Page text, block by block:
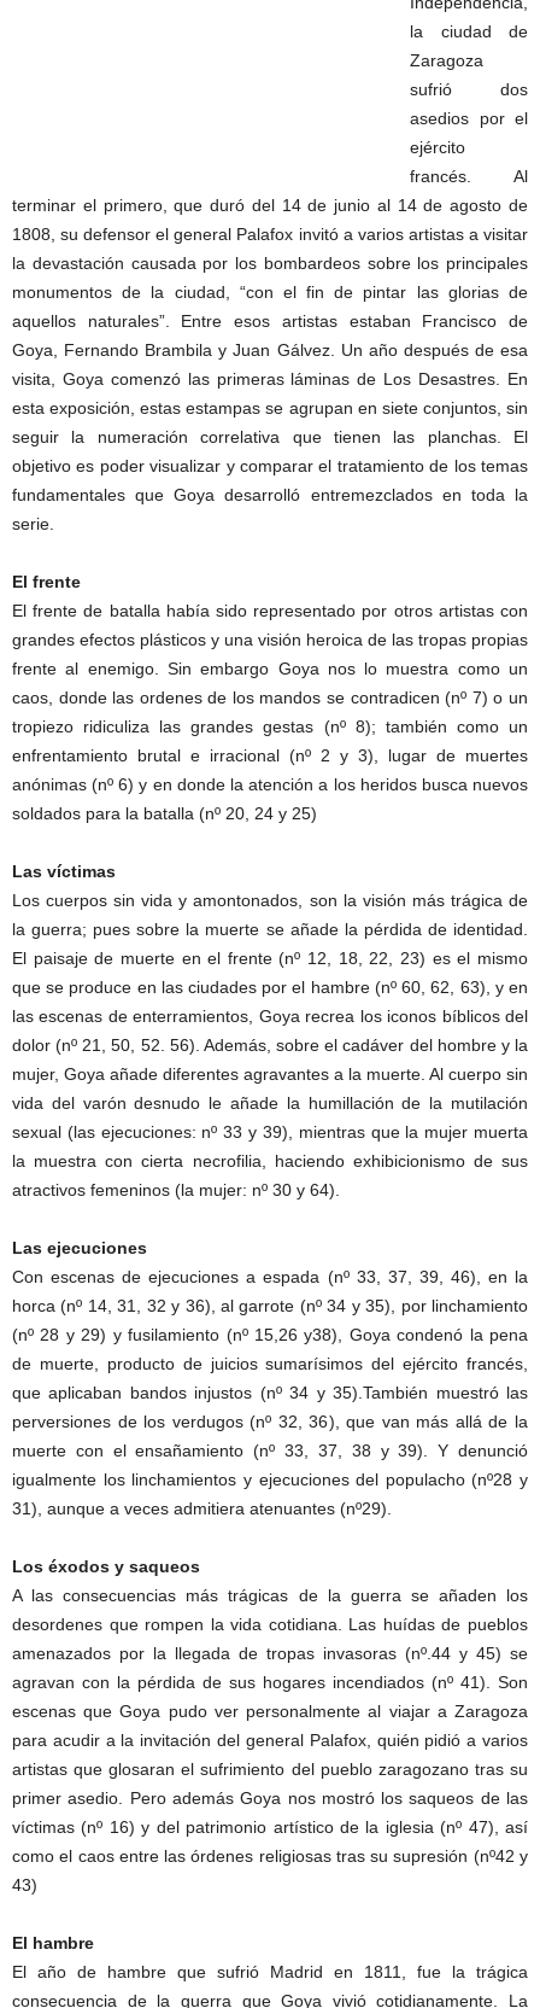
la ciudad de
Zaragoza
sufrió dos
asedios por el
ejército
francés. Al
terminar el primero, que duró del 14 de junio al 14 de agosto de
1808, su defensor el general Palafox invitó a varios artistas a visitar
la devastación causada por los bombardeos sobre los principales
monumentos de la ciudad, “con el fin de pintar las glorias de
aquellos naturales”. Entre esos artistas estaban Francisco de
Goya, Fernando Brambila y Juan Gálvez. Un año después de esa
visita, Goya comenzó las primeras láminas de Los Desastres. En
esta exposición, estas estampas se agrupan en siete conjuntos, sin
seguir la numeración correlativa que tienen las planchas. El
objetivo es poder visualizar y comparar el tratamiento de los temas
fundamentales que Goya desarrolló entremezclados en toda la
serie.
El frente
El frente de batalla había sido representado por otros artistas con
grandes efectos plásticos y una visión heroica de las tropas propias
frente al enemigo. Sin embargo Goya nos lo muestra como un
caos, donde las ordenes de los mandos se contradicen (nº 7) o un
tropiezo ridiculiza las grandes gestas (nº 8); también como un
enfrentamiento brutal e irracional (nº 2 y 3), lugar de muertes
anónimas (nº 6) y en donde la atención a los heridos busca nuevos
soldados para la batalla (nº 20, 24 y 25)
Las víctimas
Los cuerpos sin vida y amontonados, son la visión más trágica de
la guerra; pues sobre la muerte se añade la pérdida de identidad.
El paisaje de muerte en el frente (nº 12, 18, 22, 23) es el mismo
que se produce en las ciudades por el hambre (nº 60, 62, 63), y en
las escenas de enterramientos, Goya recrea los iconos bíblicos del
dolor (nº 21, 50, 52. 56). Además, sobre el cadáver del hombre y la
mujer, Goya añade diferentes agravantes a la muerte. Al cuerpo sin
vida del varón desnudo le añade la humillación de la mutilación
sexual (las ejecuciones: nº 33 y 39), mientras que la mujer muerta
la muestra con cierta necrofilia, haciendo exhibicionismo de sus
atractivos femeninos (la mujer: nº 30 y 64).
Las ejecuciones
Con escenas de ejecuciones a espada (nº 33, 37, 39, 46), en la
horca (nº 14, 31, 32 y 36), al garrote (nº 34 y 35), por linchamiento
(nº 28 y 29) y fusilamiento (nº 15,26 y38), Goya condenó la pena
de muerte, producto de juicios sumarísimos del ejército francés,
que aplicaban bandos injustos (nº 34 y 35).También muestró las
perversiones de los verdugos (nº 32, 36), que van más allá de la
muerte con el ensañamiento (nº 33, 37, 38 y 39). Y denunció
igualmente los linchamientos y ejecuciones del populacho (nº28 y
31), aunque a veces admitiera atenuantes (nº29).
Los éxodos y saqueos
A las consecuencias más trágicas de la guerra se añaden los
desordenes que rompen la vida cotidiana. Las huídas de pueblos
amenazados por la llegada de tropas invasoras (nº.44 y 45) se
agravan con la pérdida de sus hogares incendiados (nº 41). Son
escenas que Goya pudo ver personalmente al viajar a Zaragoza
para acudir a la invitación del general Palafox, quién pidió a varios
artistas que glosaran el sufrimiento del pueblo zaragozano tras su
primer asedio. Pero además Goya nos mostró los saqueos de las
víctimas (nº 16) y del patrimonio artístico de la iglesia (nº 47), así
como el caos entre las órdenes religiosas tras su supresión (nº42 y
43)
El hambre
El año de hambre que sufrió Madrid en 1811, fue la trágica
consecuencia de la guerra que Goya vivió cotidianamente. La